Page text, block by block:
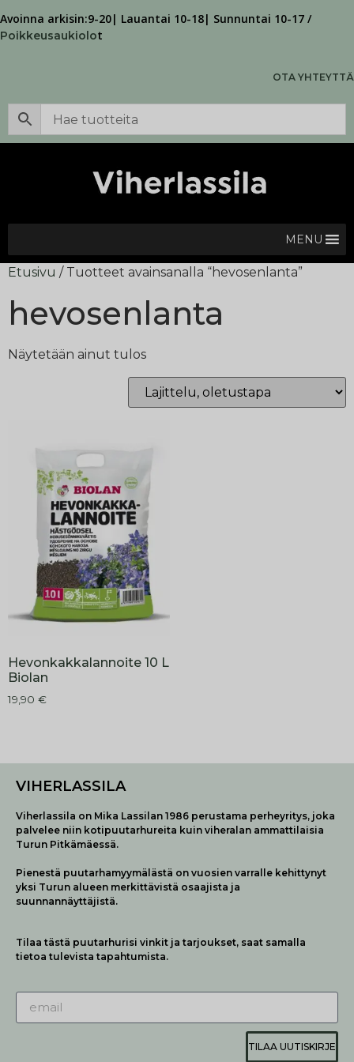
Avoinna arkisin:9-20| Lauantai 10-18| Sunnuntai 10-17 /
Poikkeusaukiolot
OTA YHTEYTTÄ
MENU
Etusivu / Tuotteet avainsanalla “hevosenlanta”
hevosenlanta
Näytetään ainut tulos
Hevonkakkalannoite 10 L
Biolan
19,90 €
VIHERLASSILA
Viherlassila on Mika Lassilan 1986 perustama perheyritys, joka
palvelee niin kotipuutarhureita kuin viheralan ammattilaisia
Turun Pitkämäessä.
Pienestä puutarhamyymälästä on vuosien varralle kehittynyt
yksi Turun alueen merkittävistä osaajista ja
suunnannäyttäjistä.
Tilaa tästä puutarhurisi vinkit ja tarjoukset, saat samalla
tietoa tulevista tapahtumista.
TILAA UUTISKIRJE